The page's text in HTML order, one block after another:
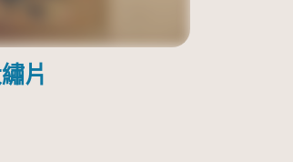
片